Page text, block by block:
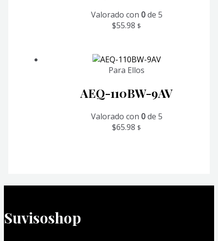
Valorado con 0de 5
$55.98 $
Para Ellos
AEQ-110BW-9AV
Valorado con 0de 5
$65.98 $
Suvisoshop